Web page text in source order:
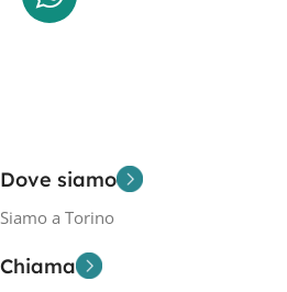
Dove siamo
Siamo a Torino
Chiama